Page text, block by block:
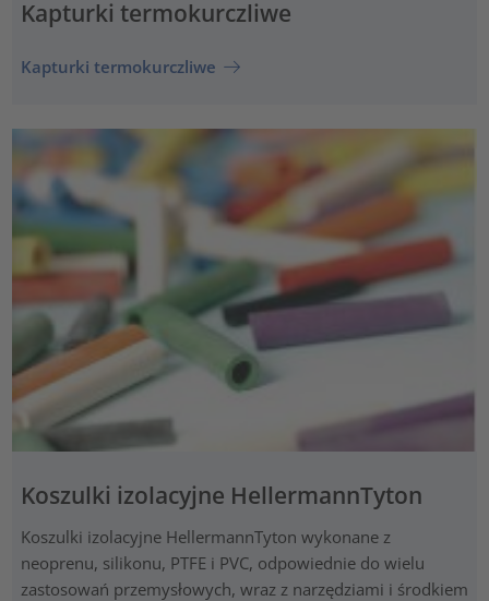
Kapturki termokurczliwe
Kapturki termokurczliwe
Koszulki izolacyjne HellermannTyton
Koszulki izolacyjne HellermannTyton wykonane z
neoprenu, silikonu, PTFE i PVC, odpowiednie do wielu
zastosowań przemysłowych, wraz z narzędziami i środkiem